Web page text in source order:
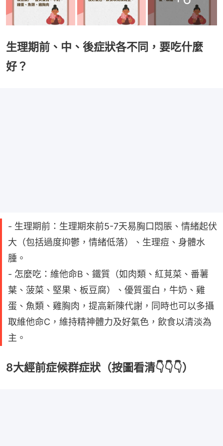
生理期前、中、後症狀各不同，要吃什麼
好？
- 生理期前：生理期來前5-7天易胸口悶脹、情緒起伏
大（包括過度抑鬱，情緒低落）、生理痘、身體水
腫。
- 怎麼吃：維他命B、鐵質（如肉類、紅莧菜、番薯
葉、菠菜、堅果、板豆腐）、優質蛋白，牛奶、雞
蛋、魚類、雞胸肉，提高新陳代謝，同時也可以多攝
取維他命C，維持精神體力及好氣色，飲食以清淡為
主。
8大經前症候群症狀（按圖看清👇👇👇）